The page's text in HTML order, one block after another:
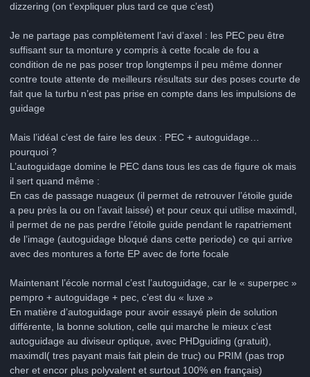
dizzering (on t’expliquer plus tard ce que c’est)
Je ne partage pas complètement l’avi d’axel : les PEC peu être
suffisant sur ta monture y compris à cette focale de fou a
condition de ne pas poser trop longtemps il peu même donner
contre toute attente de meilleurs résultats sur des poses courte de
fait que la turbu n’est pas prise en compte dans les impulsions de
guidage
Mais l’idéal c’est de faire les deux : PEC + autoguidage…
pourquoi ?
L’autoguidage domine le PEC dans tous les cas de figure ok mais
il sert quand même :
En cas de passage nuageux (il permet de retrouver l’étoile guide
a peu près la ou on l’avait laissé) et pour ceux qui utilise maximdl,
il permet de ne pas perdre l’étoile guide pendant le rapatriement
de l’image (autoguidage bloqué dans cette periode) ce qui arrive
avec des montures a forte EP avec de forte focale
Maintenant l’école normal c’est l’autoguidage, car le « superpec »
pempro + autoguidage + pec, c’est du « luxe »
En matière d’autoguidage pour avoir essayé plein de solution
différente, la bonne solution, celle qui marche le mieux c’est
autoguidage au diviseur optique, avec PHDguiding (gratuit),
maximdl( tres payant mais fait plein de truc) ou PRIM (pas trop
cher et encor plus polyvalent et surtout 100% en français)